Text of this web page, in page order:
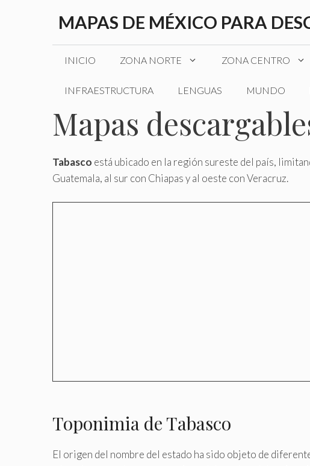
MAPAS DE MÉXICO PARA
INICIO ZONA NORTE ZONA CENTRO
INFRAESTRUCTURA LENGUAS MUNDO
Mapas
Tabasco está ubicado en la región sureste del país,
Guatemala, al sur con Chiapas y al oeste con Veracruz.
Toponimia de Tabasco
El origen del nombre del estado ha sido objeto de